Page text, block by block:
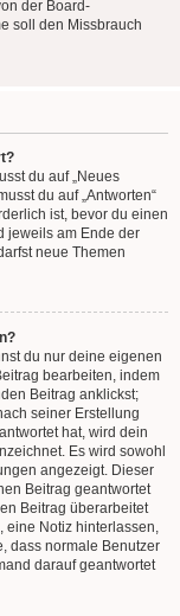
der Board-
soll den Missbrauch
du auf „Neues
du auf „Antworten“
ist, bevor du einen
jeweils am Ende der
neue Themen
du nur deine eigenen
bearbeiten, indem
Beitrag anklickst;
seiner Erstellung
hat, wird dein
Es wird sowohl
angezeigt. Dieser
Beitrag geantwortet
Beitrag überarbeitet
eine Notiz hinterlassen,
dass normale Benutzer
darauf geantwortet